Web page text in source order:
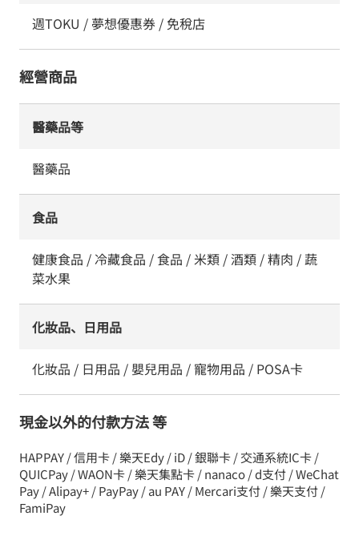
週TOKU / 夢想優惠券 / 免稅店
經營商品
醫藥品等
醫藥品
食品
健康食品 / 冷藏食品 / 食品 / 米類 / 酒類 / 精肉 / 蔬
菜水果
化妝品、日用品
化妝品 / 日用品 / 嬰兒用品 / 寵物用品 / POSA卡
現金以外的付款方法 等
HAPPAY / 信用卡 / 樂天Edy / iD / 銀聯卡 / 交通系統IC卡 /
QUICPay / WAON卡 / 樂天集點卡 / nanaco / d支付 / WeChat
Pay / Alipay+ / PayPay / au PAY / Mercari支付 / 樂天支付 /
FamiPay